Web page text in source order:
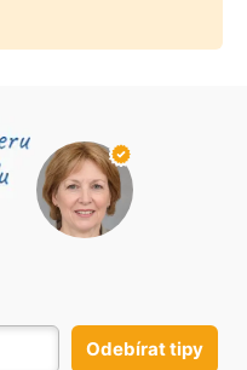
Odebírat tipy